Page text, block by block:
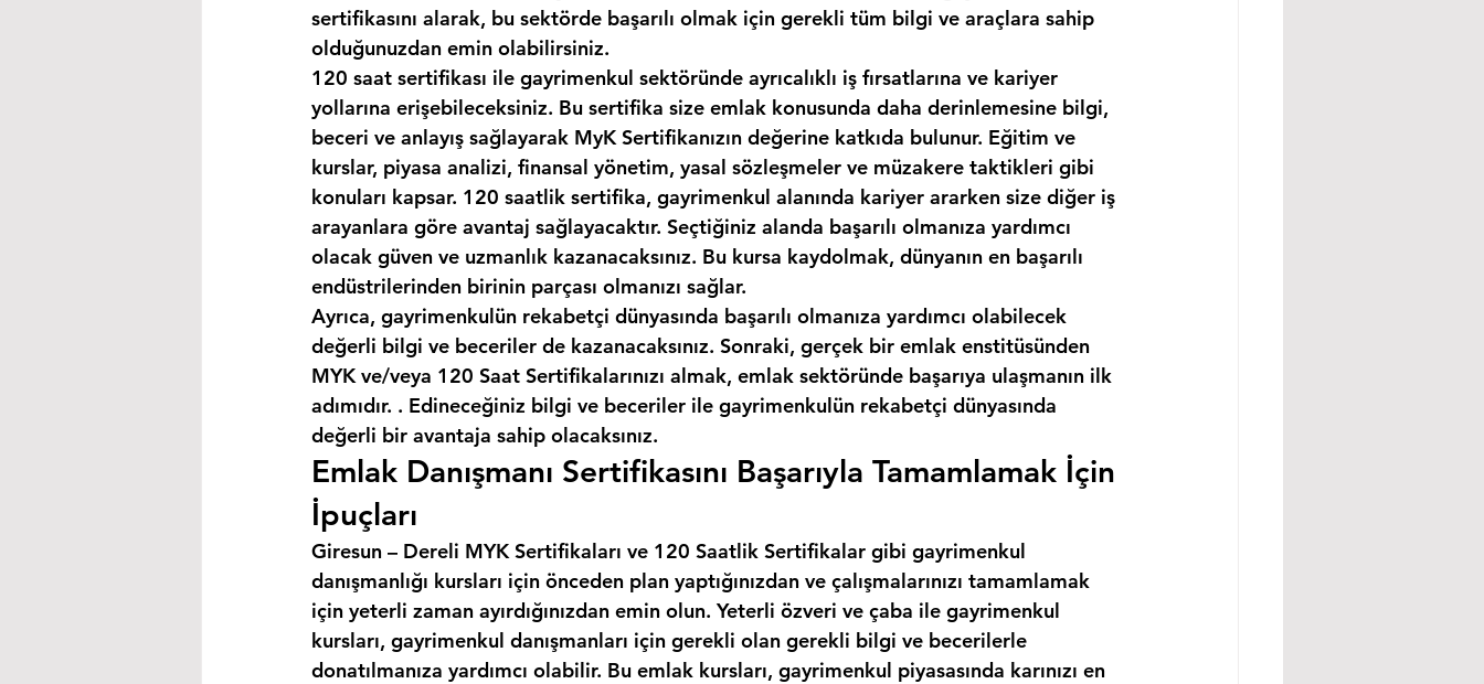
sertifikasını alarak, bu sektörde başarılı olmak için gerekli tüm bilgi ve araçlara sahip
olduğunuzdan emin olabilirsiniz.
120 saat sertifikası ile gayrimenkul sektöründe ayrıcalıklı iş fırsatlarına ve kariyer
yollarına erişebileceksiniz. Bu sertifika size emlak konusunda daha derinlemesine bilgi,
beceri ve anlayış sağlayarak MyK Sertifikanızın değerine katkıda bulunur. Eğitim ve
kurslar, piyasa analizi, finansal yönetim, yasal sözleşmeler ve müzakere taktikleri gibi
konuları kapsar. 120 saatlik sertifika, gayrimenkul alanında kariyer ararken size diğer iş
arayanlara göre avantaj sağlayacaktır. Seçtiğiniz alanda başarılı olmanıza yardımcı
olacak güven ve uzmanlık kazanacaksınız. Bu kursa kaydolmak, dünyanın en başarılı
endüstrilerinden birinin parçası olmanızı sağlar.
Ayrıca, gayrimenkulün rekabetçi dünyasında başarılı olmanıza yardımcı olabilecek
değerli bilgi ve beceriler de kazanacaksınız. Sonraki, gerçek bir emlak enstitüsünden
MYK ve/veya 120 Saat Sertifikalarınızı almak, emlak sektöründe başarıya ulaşmanın ilk
adımıdır. . Edineceğiniz bilgi ve beceriler ile gayrimenkulün rekabetçi dünyasında
değerli bir avantaja sahip olacaksınız.
Emlak Danışmanı Sertifikasını Başarıyla Tamamlamak İçin
İpuçları
Giresun – Dereli MYK Sertifikaları ve 120 Saatlik Sertifikalar gibi gayrimenkul
danışmanlığı kursları için önceden plan yaptığınızdan ve çalışmalarınızı tamamlamak
için yeterli zaman ayırdığınızdan emin olun. Yeterli özveri ve çaba ile gayrimenkul
kursları, gayrimenkul danışmanları için gerekli olan gerekli bilgi ve becerilerle
donatılmanıza yardımcı olabilir. Bu emlak kursları, gayrimenkul piyasasında karınızı en